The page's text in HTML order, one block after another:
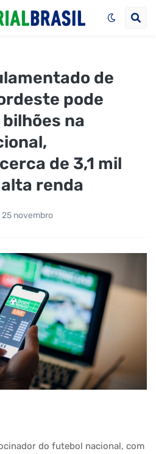
de
pode
na
de 3,1 mil
renda
25 novembro
do futebol nacional, com